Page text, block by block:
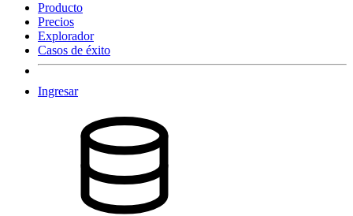
Producto
Precios
Explorador
Casos de éxito
Ingresar